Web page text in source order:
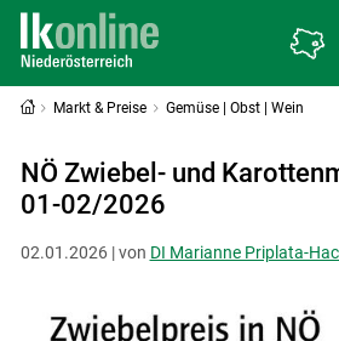
Markt & Preise Gemüse | Obst | Wein
NÖ Zwiebel- und
01-02/2026
02.01.2026 | von DI Marianne Priplata-